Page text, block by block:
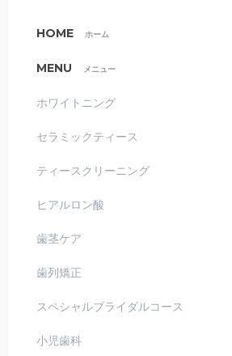
HOME ホーム
MENU メニュー
ホワイトニング
セラミックティース
ティースクリーニング
ヒアルロン酸
歯茎ケア
歯列矯正
スペシャルブライダルコース
小児歯科